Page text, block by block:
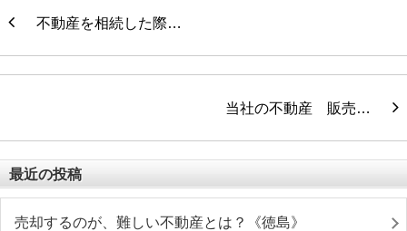
不動産を相続した際…
当社の不動産 販売…
最近の投稿
売却するのが、難しい不動産とは？《徳島》